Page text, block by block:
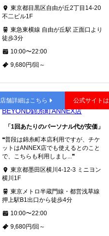
東京都目黒区自由が丘2丁目14-20
不二ビル1F
東急東横線 自由が丘駅 正面口より
徒歩3分
10:00〜22:00
9,680円/回～
錦糸町
BEYOND錦糸町ANNEX店
「1回あたりのパーソナル代が安価」
❝普段は錦糸町本店利用ですが、チケ
ットはANNEX店でも使えるとのこと
で、こちらも利用しまし...❞
東京都墨田区横川4-12-3 ミニヨン
横川1F
東京メトロ半蔵門線・都営浅草線
押上駅B1出口から徒歩4分
10:00〜22:00
9,680円/回～
店舗詳細はこちら 公式サイト